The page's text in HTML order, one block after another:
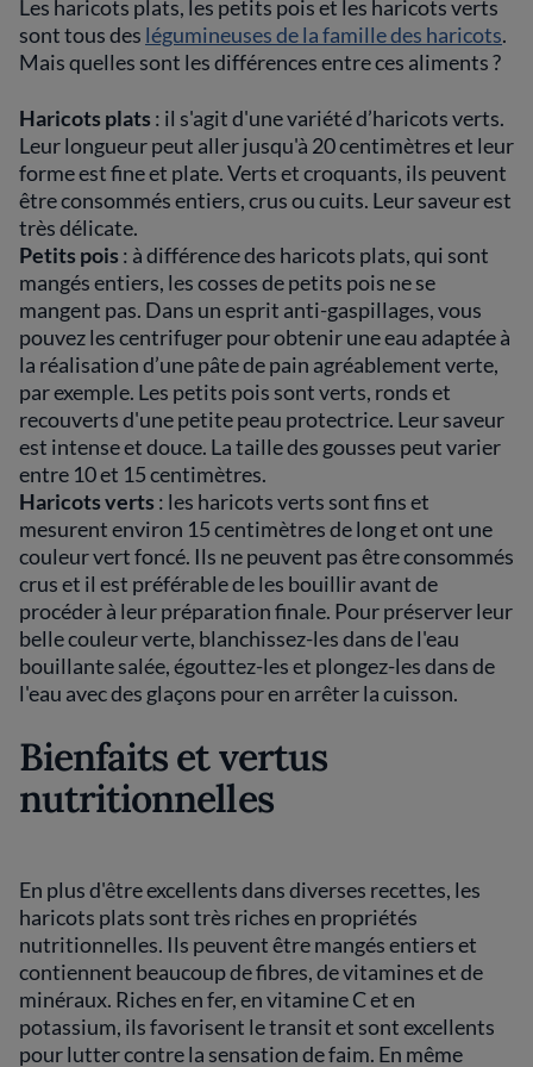
Les haricots plats, les petits pois et les haricots verts
sont tous des légumineuses de la famille des haricots.
Mais quelles sont les différences entre ces aliments ?
Haricots plats : il s'agit d'une variété d’haricots verts.
Leur longueur peut aller jusqu'à 20 centimètres et leur
forme est fine et plate. Verts et croquants, ils peuvent
être consommés entiers, crus ou cuits. Leur saveur est
très délicate.
Petits pois : à différence des haricots plats, qui sont
mangés entiers, les cosses de petits pois ne se
mangent pas. Dans un esprit anti-gaspillages, vous
pouvez les centrifuger pour obtenir une eau adaptée à
la réalisation d’une pâte de pain agréablement verte,
par exemple. Les petits pois sont verts, ronds et
recouverts d'une petite peau protectrice. Leur saveur
est intense et douce. La taille des gousses peut varier
entre 10 et 15 centimètres.
Haricots verts : les haricots verts sont fins et
mesurent environ 15 centimètres de long et ont une
couleur vert foncé. Ils ne peuvent pas être consommés
crus et il est préférable de les bouillir avant de
procéder à leur préparation finale. Pour préserver leur
belle couleur verte, blanchissez-les dans de l'eau
bouillante salée, égouttez-les et plongez-les dans de
l'eau avec des glaçons pour en arrêter la cuisson.
Bienfaits et vertus
nutritionnelles
En plus d'être excellents dans diverses recettes, les
haricots plats sont très riches en propriétés
nutritionnelles. Ils peuvent être mangés entiers et
contiennent beaucoup de fibres, de vitamines et de
minéraux. Riches en fer, en vitamine C et en
potassium, ils favorisent le transit et sont excellents
pour lutter contre la sensation de faim. En même